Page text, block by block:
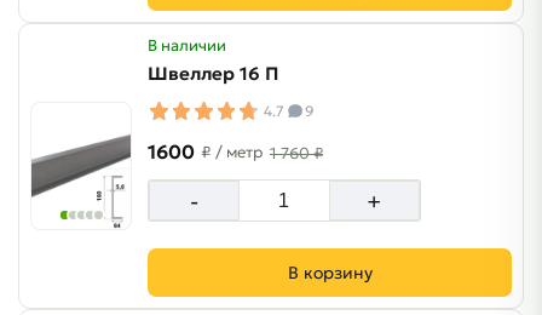
В наличии
Швеллер 16 П
4.7 9
1600 ₽ / метр 1 760 ₽
- +
В корзину